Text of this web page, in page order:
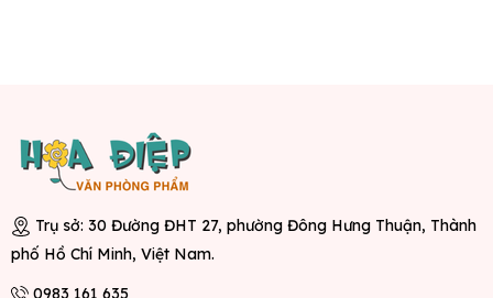
Trụ sở: 30 Đường ĐHT 27, phường Đông Hưng Thuận, Thành
phố Hồ Chí Minh, Việt Nam.
0983 161 635